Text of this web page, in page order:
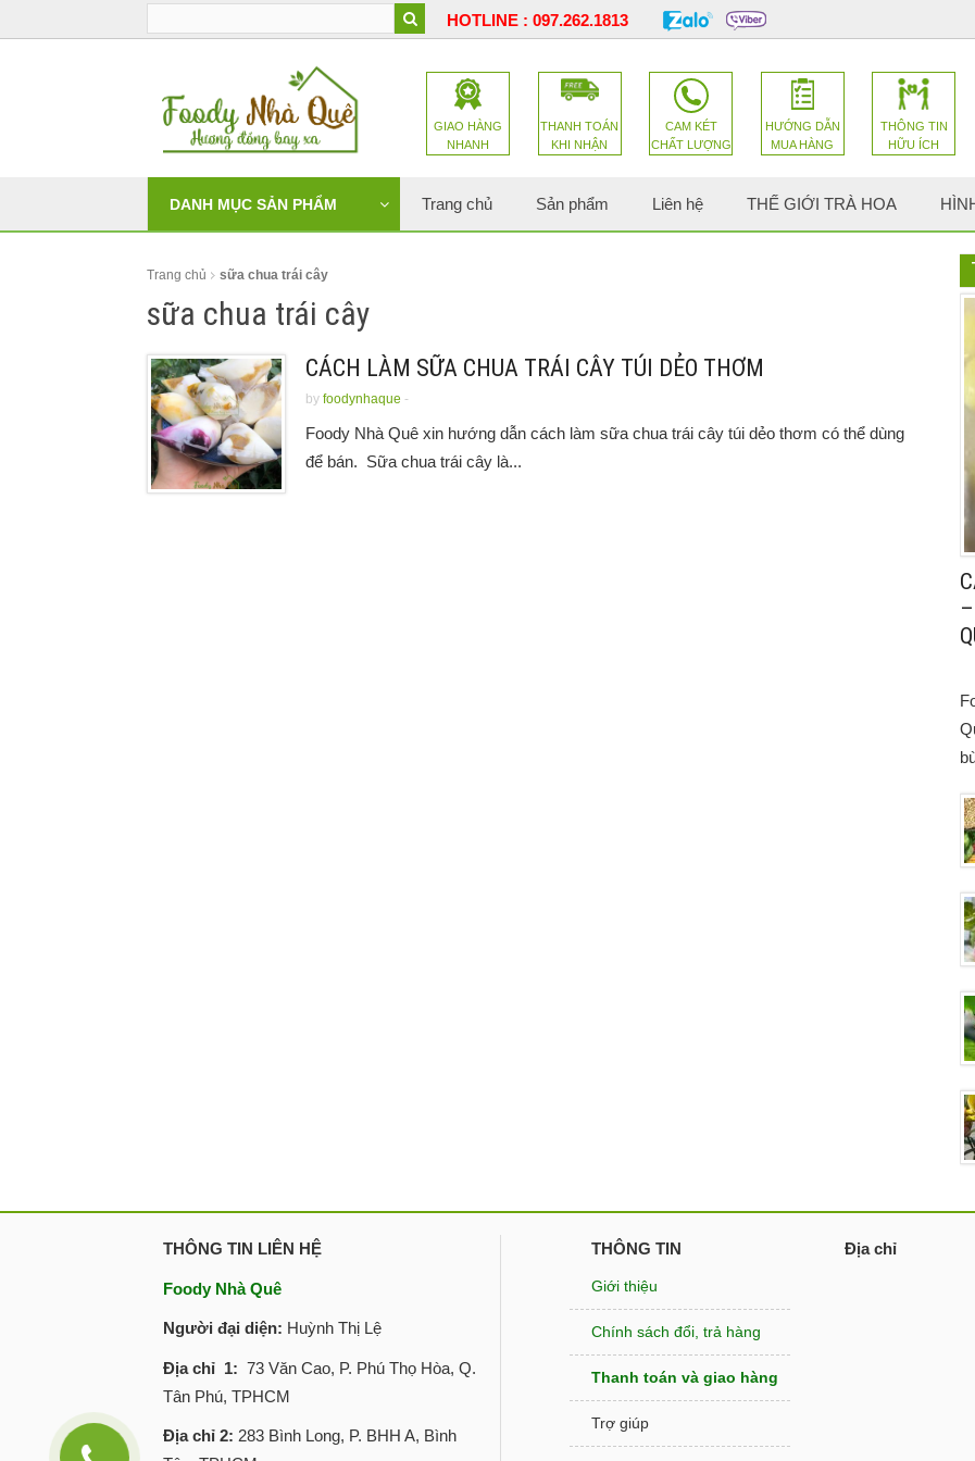
HOTLINE : 097.262.1813
GIAO HÀNG
NHANH
THANH TOÁN
KHI NHẬN
CAM KÉT
CHẤT LƯỢNG
HƯỚNG DẪN
MUA HÀNG
THÔNG TIN
HỮU ÍCH
DANH MỤC SẢN PHẨM Trang chủ Sản phẩm Liên hệ THẾ GIỚI TRÀ HOA
Trang chủ sữa chua trái cây
sữa chua trái cây
CÁCH LÀM SỮA CHUA TRÁI CÂY TÚI DẺO THƠM
by foodynhaque -
Foody Nhà Quê xin hướng dẫn cách làm sữa chua trái cây túi dẻo thơm có thể dùng
để bán. Sữa chua trái cây là...
THÔNG TIN LIÊN HỆ
Foody Nhà Quê
Người đại diện: Huỳnh Thị Lệ
Địa chỉ 1: 73 Văn Cao, P. Phú Thọ Hòa, Q.
Tân Phú, TPHCM
Địa chỉ 2: 283 Bình Long, P. BHH A, Bình
THÔNG TIN
Giới thiệu
Chính sách đổi, trả hàng
Thanh toán và giao hàng
Trợ giúp
Địa chỉ